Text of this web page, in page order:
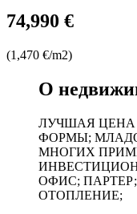
74,990 €
(1,470 €/m2)
О
ЛУЧШАЯ ЦЕНА
ФОРМЫ;
МНОГИХ
ОФИС;
ОТОПЛЕНИЕ;